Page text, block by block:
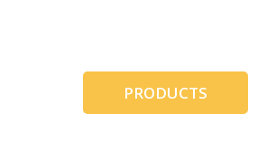
PRODUCTS